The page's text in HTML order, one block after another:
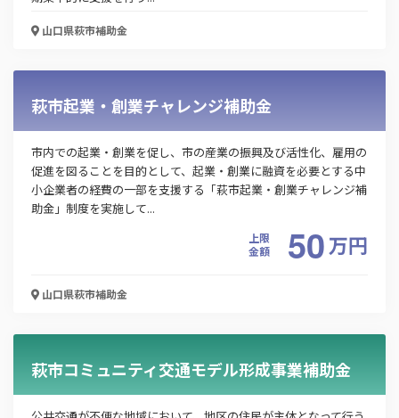
山口県萩市補助金
萩市起業・創業チャレンジ補助金
市内での起業・創業を促し、市の産業の振興及び活性化、雇用の
促進を図ることを目的として、起業・創業に融資を必要とする中
小企業者の経費の一部を支援する「萩市起業・創業チャレンジ補
助金」制度を実施して...
上限
金額
50万円
山口県萩市補助金
萩市コミュニティ交通モデル形成事業補助金